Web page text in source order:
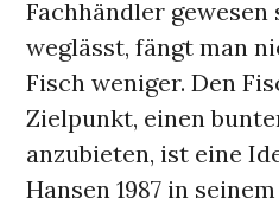
Fachhändler gewesen
weglässt, fängt man
Fisch weniger. Den
Zielpunkt, einen
anzubieten, ist eine
Hansen 1987 in